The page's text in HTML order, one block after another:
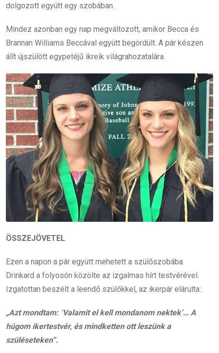
dolgozott együtt egy szobában.
Mindez azonban egy nap megváltozott, amikor Becca és
Brannan Williams Beccával együtt begördült. A pár készen
állt újszülött egypetéjű ikreik világrahozatalára.
ÖSSZEJÖVETEL
Ezen a napon a pár együtt mehetett a szülőszobába.
Drinkard a folyosón közölte az izgalmas hírt testvérével.
Izgatottan beszélt a leendő szülőkkel, az ikerpár elárulta:
„Azt mondtam: ‘Valamit el kell mondanom nektek’… A
húgom ikertestvér, és mindketten ott leszünk a
szüléseteken”.